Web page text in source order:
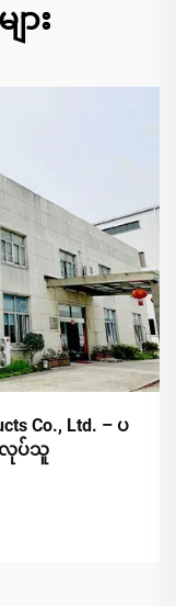
ား
Co., Ltd. – ပ
လုပ်သူ